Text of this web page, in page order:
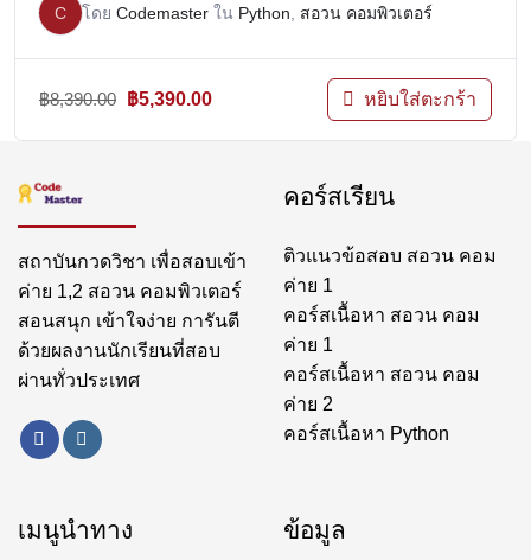
C โดย Codemaster ใน Python สอวน คอมพิวเตอร์
฿8,390.00 Original
price
฿5,390.00Current
หยิบใส่ตะกร้า
สถาบันกวดวิชา เพื่อสอบเข้า
ค่าย 1,2 สอวน คอมพิวเตอร์
สอนสนุก เข้าใจง่าย การันตี
ด้วยผลงานนักเรียนที่สอบ
ผ่านทั่วประเทศ
คอร์สเรียน
ติวแนวข้อสอบ สอวน คอม
ค่าย 1
คอร์สเนื้อหา สอวน คอม
ค่าย 1
คอร์สเนื้อหา สอวน คอม
ค่าย 2
คอร์สเนื้อหา Python
เมนูนำทาง ข้อมูล